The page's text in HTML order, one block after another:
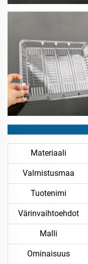
Materiaali
Valmistusmaa
Tuotenimi
Värinvaihtoehdot
Malli
Ominaisuus